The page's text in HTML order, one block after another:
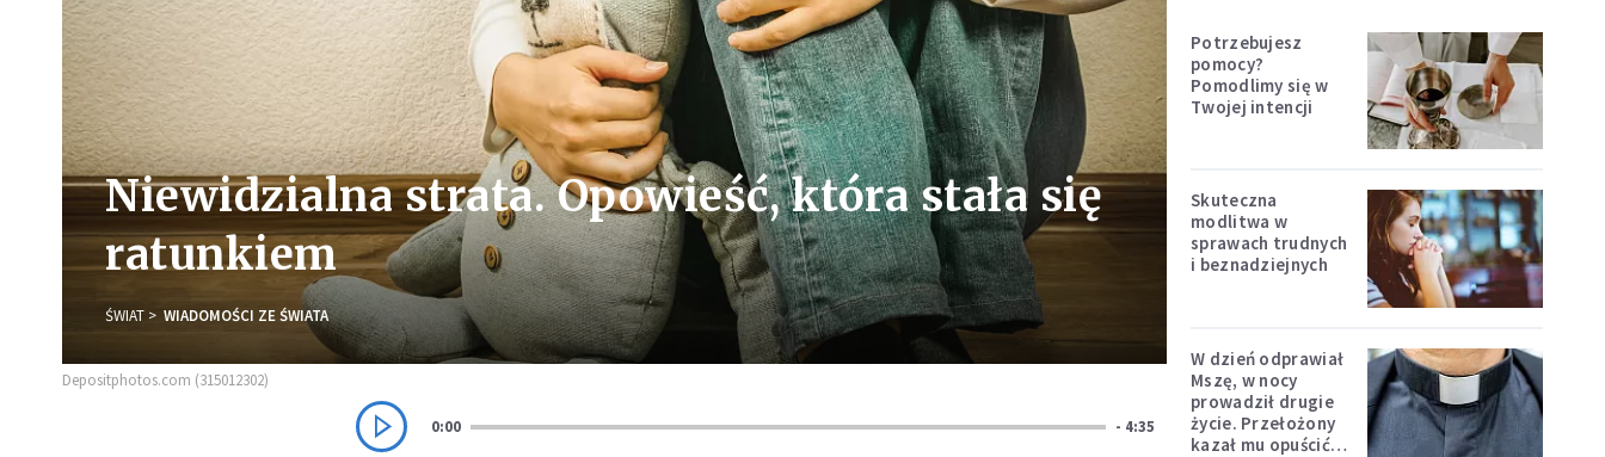
Niewidzialna strata. Opowieść, która stała się
ratunkiem
ŚWIAT WIADOMOŚCI ZE ŚWIATA
Depositphotos.com (315012302)
0:00 - 4:35
Potrzebujesz
pomocy?
Pomodlimy się w
Twojej intencji
Skuteczna
modlitwa w
sprawach trudnych
i beznadziejnych
W dzień odprawiał
Mszę, w nocy
prowadził drugie
życie. Przełożony
kazał mu opuścić